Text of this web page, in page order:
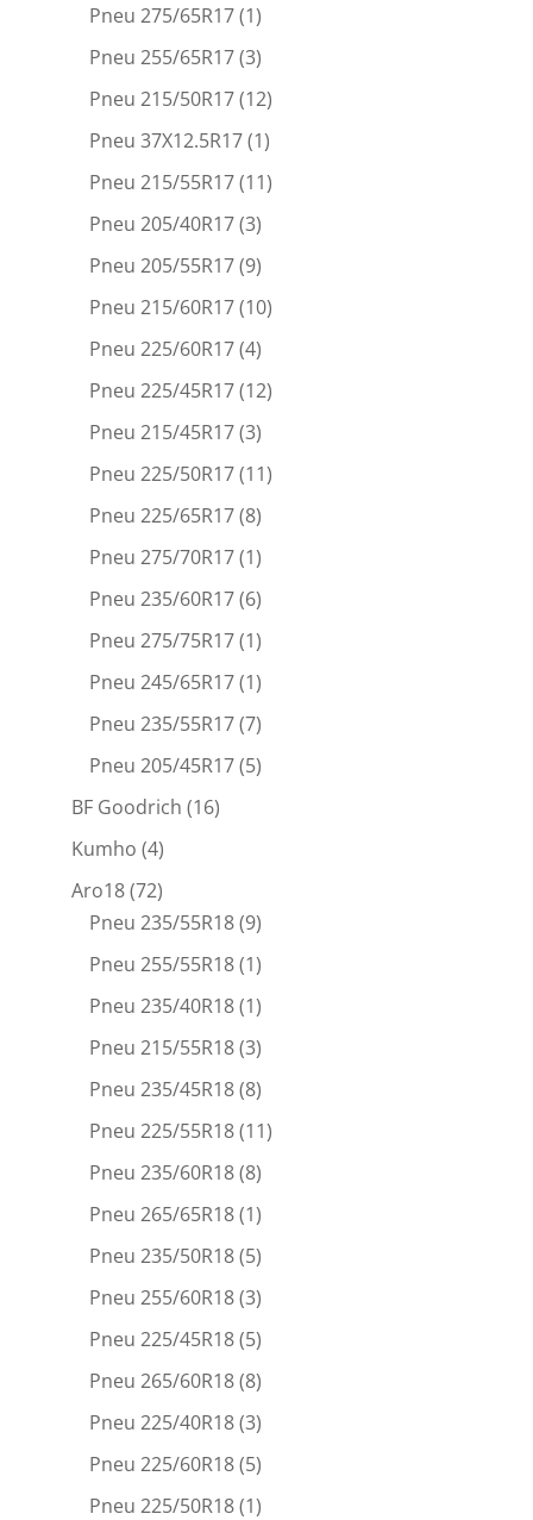
Pneu 275/65R17(1)
Pneu 255/65R17(3)
Pneu 215/50R17(12)
Pneu 37X12.5R17(1)
Pneu 215/55R17(11)
Pneu 205/40R17(3)
Pneu 205/55R17(9)
Pneu 215/60R17(10)
Pneu 225/60R17(4)
Pneu 225/45R17(12)
Pneu 215/45R17(3)
Pneu 225/50R17(11)
Pneu 225/65R17(8)
Pneu 275/70R17(1)
Pneu 235/60R17(6)
Pneu 275/75R17(1)
Pneu 245/65R17(1)
Pneu 235/55R17(7)
Pneu 205/45R17(5)
BF Goodrich (16)
Kumho (4)
Aro18(72)
Pneu 235/55R18(9)
Pneu 255/55R18(1)
Pneu 235/40R18(1)
Pneu 215/55R18(3)
Pneu 235/45R18(8)
Pneu 225/55R18(11)
Pneu 235/60R18(8)
Pneu 265/65R18(1)
Pneu 235/50R18(5)
Pneu 255/60R18(3)
Pneu 225/45R18(5)
Pneu 265/60R18(8)
Pneu 225/40R18(3)
Pneu 225/60R18(5)
Pneu 225/50R18(1)